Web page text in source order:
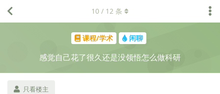
课程/学术 闲聊
感觉自己花了很久还是没领悟怎么做科研
只看楼主
10 / 12 条